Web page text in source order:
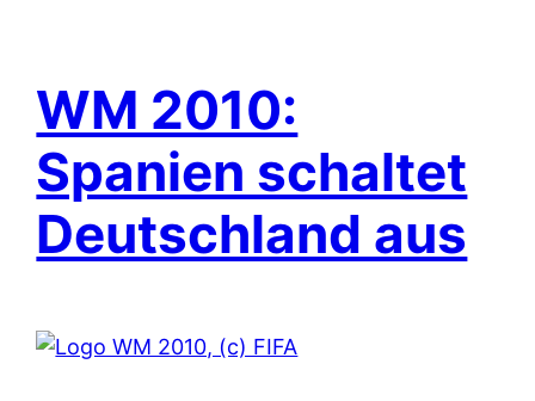
WM 2010:
Spanien schaltet
Deutschland aus